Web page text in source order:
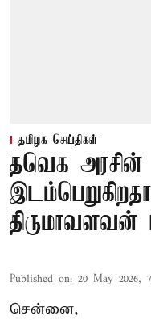
தமிழக செய்திகள்
தவெக
திருமாவளவன்
Published on: 20 May 2026,
சென்னை,